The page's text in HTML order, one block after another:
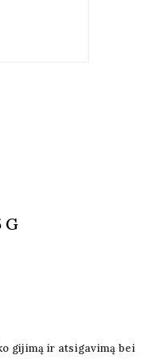
G
gijimą ir atsigavimą bei